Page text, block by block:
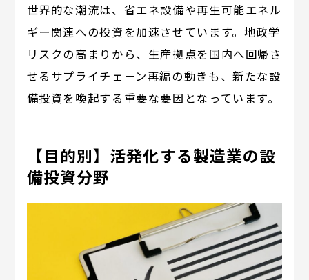
世界的な潮流は、省エネ設備や再生可能エネル
ギー関連への投資を加速させています。地政学
リスクの高まりから、生産拠点を国内へ回帰さ
せるサプライチェーン再編の動きも、新たな設
備投資を喚起する重要な要因となっています。
【目的別】活発化する製造業の設
備投資分野